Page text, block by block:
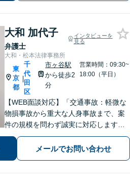
きます。
大和 加代子
弁護士
インタビューを
見る
大和・松本法律事務所
東
京
都
|
千
代
田
区
市ヶ谷駅
から徒歩2
分
営業時間：09:30~
18:00（平日）
【WEB面談対応】「交通事故：軽微な
物損事故から重大な人身事故まで、案
件の規模を問わず誠実に対応します」
【MBAホルダーの弁護士】【上場企業
の役員経験あり】「企業法務：ビジネ
スの実情に即した法的アドバイスを提
メールでお問い合わせ